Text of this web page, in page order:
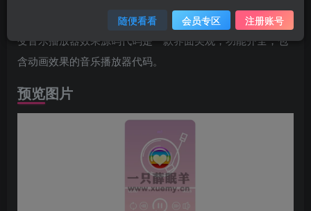
网页粉色渐变音乐播放器效果HTML单页源码，网站粉色渐
变音乐播放器效果源码代码是一款界面美观，功能齐全，包
含动画效果的音乐播放器代码。
预览图片
随便看看 会员专区 注册账号